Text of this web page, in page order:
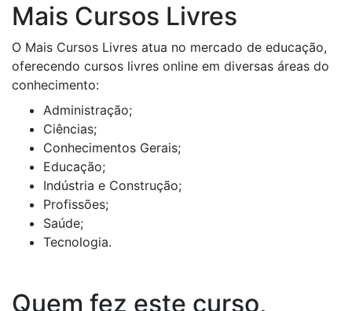
Mais Cursos Livres
O Mais Cursos Livres atua no mercado de educação,
oferecendo cursos livres online em diversas áreas do
conhecimento:
Administração;
Ciências;
Conhecimentos Gerais;
Educação;
Indústria e Construção;
Profissões;
Saúde;
Tecnologia.
Quem fez este curso,